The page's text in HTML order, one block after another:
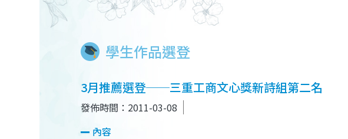
學生作品選登
3月推薦選登──三重工商文心獎新詩組第二名
發佈時間：2011-03-08
內容